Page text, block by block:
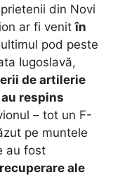
din Novi
ar fi venitîn
pod peste
Iugoslavă,
de artilerie
au respins
– tot un F-
pe muntele
au fost
ale